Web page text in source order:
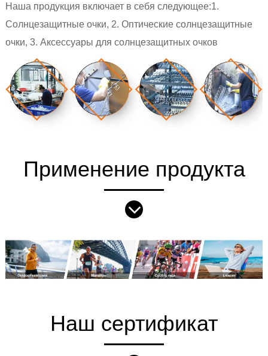
Наша продукция включает в себя следующее:1.
Солнцезащитные очки, 2. Оптические солнцезащитные
очки, 3. Аксессуары для солнцезащитных очков
Применение продукта
Наш сертификат